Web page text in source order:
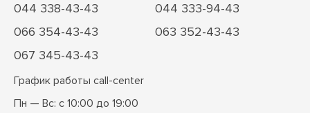
044 338-43-43
044 333-94-43
066 354-43-43
063 352-43-43
067 345-43-43
График работы call-center
Пн — Вс: с 10:00 до 19:00